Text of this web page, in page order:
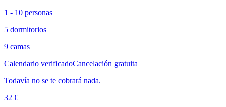
1 - 10 personas
5 dormitorios
9 camas
Calendario verificadoCancelación gratuita
Todavía no se te cobrará nada.
32 €